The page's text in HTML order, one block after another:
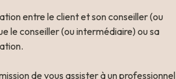
entre le client et son conseiller (ou
le conseiller (ou intermédiaire) ou sa
de vous assister à un professionnel